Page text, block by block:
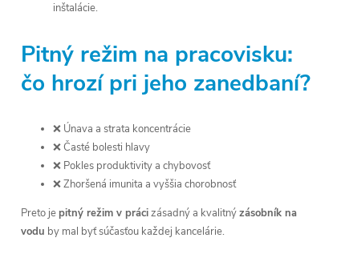
inštalácie.
Pitný režim na pracovisku:
čo hrozí pri jeho zanedbaní?
❌ Únava a strata koncentrácie
❌ Časté bolesti hlavy
❌ Pokles produktivity a chybovosť
❌ Zhoršená imunita a vyššia chorobnosť
Preto jepitný režim v prácizásadný a kvalitnýzásobník na
vodu by mal byť súčasťou každej kancelárie.